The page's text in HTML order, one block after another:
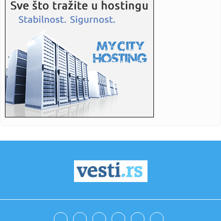
17:47: Snažan pljusak se sručio na Beograd; Oglasio se RHMZ – i
ovi ...
17:45:
kućnih lju...
17:45:More kod Italije toplije nego ikad: Ligursko more prešlo 30
step...
17:44:Vučić: Izbori mogu biti raspisani u narednim danima ili
nedelja...
17:43:Ratovi, nafta i El Ninjo stvaraju "savršenu oluju" za cijene
hra...
Sombor: Sombor prvi dostigao 40 stepeni
Forlan postao selektor dvostrukog šampiona sveta